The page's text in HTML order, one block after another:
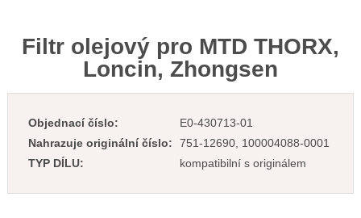
Filtr olejový pro MTD THORX,
Loncin, Zhongsen
Objednací číslo:
E0-430713-01
Nahrazuje originální číslo:
751-12690, 100004088-0001
TYP DÍLU:
kompatibilní s originálem